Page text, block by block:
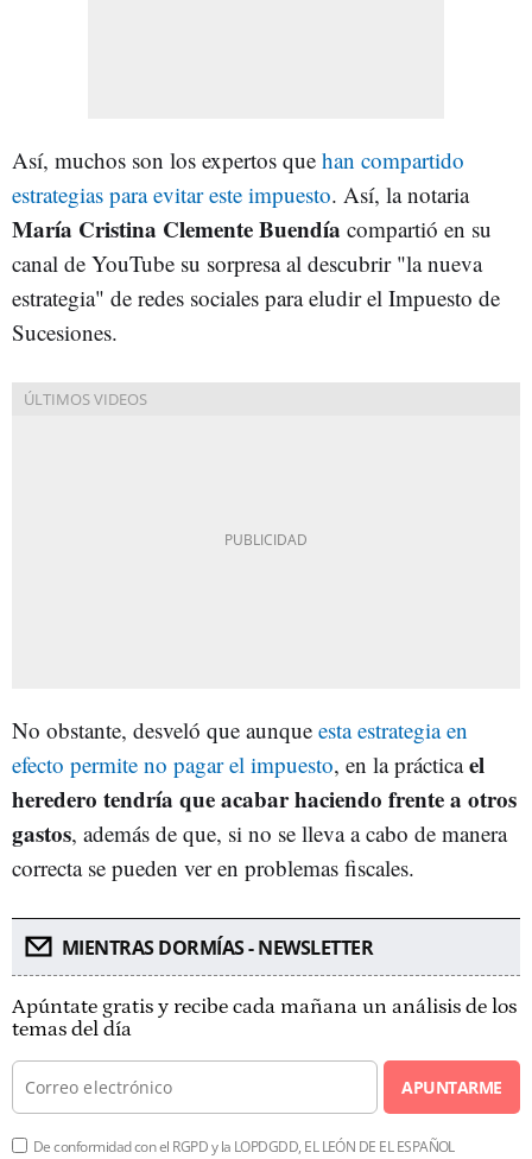
Así, muchos son los expertos que han compartido
estrategias para evitar este impuesto. Así, la notaria
María Cristina Clemente Buendía compartió en su
canal de YouTube su sorpresa al descubrir "la nueva
estrategia" de redes sociales para eludir el Impuesto de
Sucesiones.
No obstante, desveló que aunque esta estrategia en
efecto permite no pagar el impuesto, en la prácticael
heredero tendría que acabar haciendo frente a otros
gastos, además de que, si no se lleva a cabo de manera
correcta se pueden ver en problemas fiscales.
MIENTRAS DORMÍAS - NEWSLETTER
Apúntate gratis y recibe cada mañana un análisis de los
temas del día
APUNTARME
De conformidad con el RGPD y la LOPDGDD, EL LEÓN DE EL ESPAÑOL